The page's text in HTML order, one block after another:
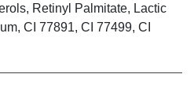
Retinyl Palmitate, Lactic
CI 77891, CI 77499, CI